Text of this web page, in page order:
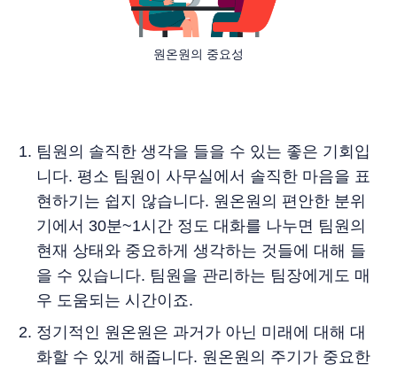
원온원의 중요성
팀원의 솔직한 생각을 들을 수 있는 좋은 기회입
니다. 평소 팀원이 사무실에서 솔직한 마음을 표
현하기는 쉽지 않습니다. 원온원의 편안한 분위
기에서 30분~1시간 정도 대화를 나누면 팀원의
현재 상태와 중요하게 생각하는 것들에 대해 들
을 수 있습니다. 팀원을 관리하는 팀장에게도 매
우 도움되는 시간이죠.
정기적인 원온원은 과거가 아닌 미래에 대해 대
화할 수 있게 해줍니다. 원온원의 주기가 중요한